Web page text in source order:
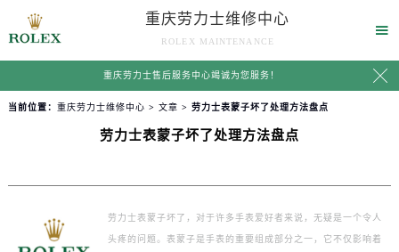
重庆劳力士维修中心
ROLEX MAINTENANCE

重庆劳力士售后服务中心竭诚为您服务！ 
当前位置： 重庆劳力士维修中心 > 文章 > 劳力士表蒙子坏了处理方法盘点
劳力士表蒙子坏了处理方法盘点
劳力士表蒙子坏了，对于许多手表爱好者来说，无疑是一个令人
头疼的问题。表蒙子是手表的重要组成部分之一，它不仅影响着